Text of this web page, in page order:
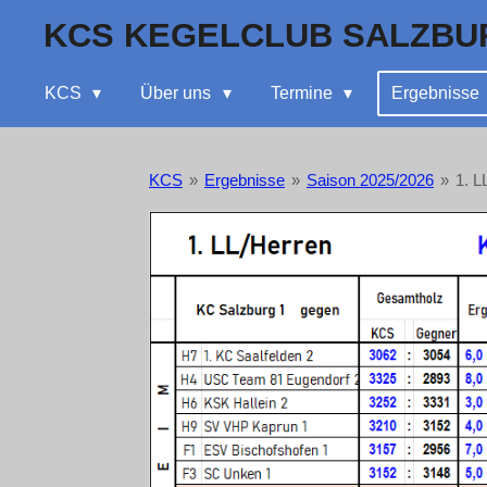
springen
KCS KEGELCLUB
KCS Über uns Termine Ergebnisse
KCS » Ergebnisse » Saison 2025/2026 » 1.